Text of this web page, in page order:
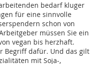
bedarf kluger
für eine sinnvolle
schon von
müssen Sie ein
vegan bis herzhaft.
Begriff dafür. Und das gilt
mit Soja-,